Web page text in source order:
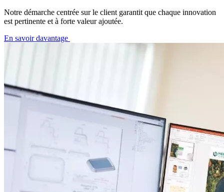
Notre démarche centrée sur le client garantit que chaque innovation
est pertinente et à forte valeur ajoutée.
En savoir davantage